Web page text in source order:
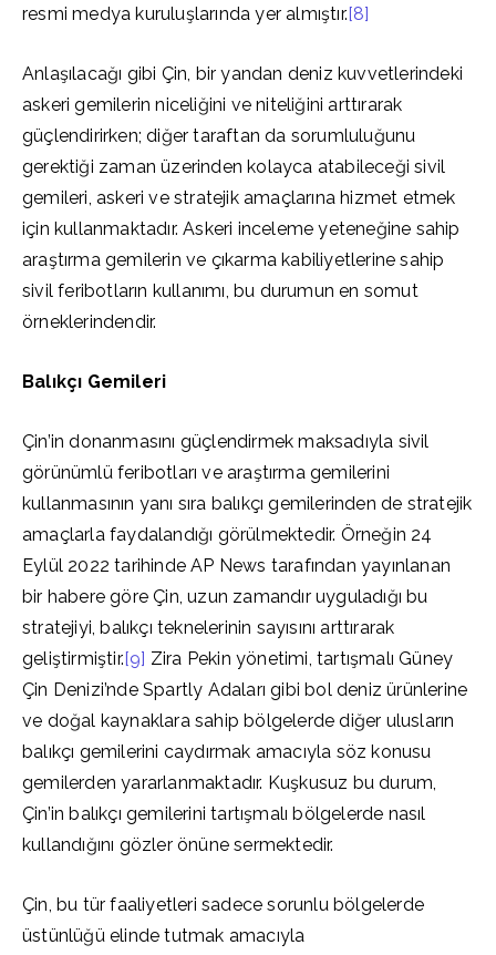
resmi medya kuruluşlarında yer almıştır.[8]
Anlaşılacağı gibi Çin, bir yandan deniz kuvvetlerindeki
askeri gemilerin niceliğini ve niteliğini arttırarak
güçlendirirken; diğer taraftan da sorumluluğunu
gerektiği zaman üzerinden kolayca atabileceği sivil
gemileri, askeri ve stratejik amaçlarına hizmet etmek
için kullanmaktadır. Askeri inceleme yeteneğine sahip
araştırma gemilerin ve çıkarma kabiliyetlerine sahip
sivil feribotların kullanımı, bu durumun en somut
örneklerindendir.
Balıkçı Gemileri
Çin’in donanmasını güçlendirmek maksadıyla sivil
görünümlü feribotları ve araştırma gemilerini
kullanmasının yanı sıra balıkçı gemilerinden de stratejik
amaçlarla faydalandığı görülmektedir. Örneğin 24
Eylül 2022 tarihinde AP News tarafından yayınlanan
bir habere göre Çin, uzun zamandır uyguladığı bu
stratejiyi, balıkçı teknelerinin sayısını arttırarak
geliştirmiştir.[9] Zira Pekin yönetimi, tartışmalı Güney
Çin Denizi’nde Spartly Adaları gibi bol deniz ürünlerine
ve doğal kaynaklara sahip bölgelerde diğer ulusların
balıkçı gemilerini caydırmak amacıyla söz konusu
gemilerden yararlanmaktadır. Kuşkusuz bu durum,
Çin’in balıkçı gemilerini tartışmalı bölgelerde nasıl
kullandığını gözler önüne sermektedir.
Çin, bu tür faaliyetleri sadece sorunlu bölgelerde
üstünlüğü elinde tutmak amacıyla